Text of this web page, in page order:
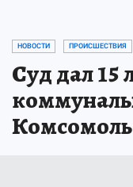
НОВОСТИ ПРОИСШЕСТВИЯ
Суд дал 15